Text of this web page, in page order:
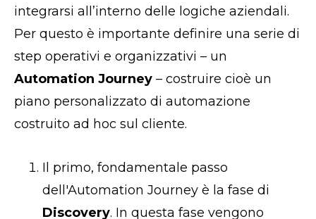
integrarsi all’interno delle logiche aziendali.
Per questo è importante definire una serie di
step operativi e organizzativi – un
Automation Journey – costruire cioè un
piano personalizzato di automazione
costruito ad hoc sul cliente.
Il primo, fondamentale passo
dell'Automation Journey è la fase di
Discovery. In questa fase vengono